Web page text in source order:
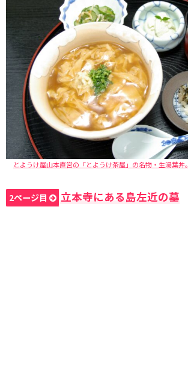
とようけ屋山本直営の「とようけ茶屋」の名物・生湯葉丼
2ページ目 立本寺にある島左近の墓